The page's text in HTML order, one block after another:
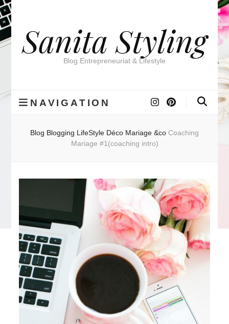
Sanita Styling
Blog Entrepreneuriat & Lifestyle
NAVIGATION
Blog Blogging LifeStyle Déco Mariage &co Coaching
Mariage #1(coaching intro)